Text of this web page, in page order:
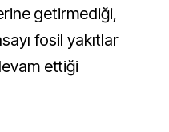
getirmediği,
fosil yakıtlar
ettiği